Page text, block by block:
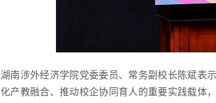
湖南涉外经济学院党委委员、常务副校长陈斌表
化产教融合、推动校企协同育人的重要实践载体